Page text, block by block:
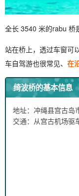
全长 3540 米的rabu 桥
站在桥上，透过车窗可
车自驾游也很常见、 在
绮波桥的基本信息
地址：冲绳县宫古岛
交通：从宫古机场驱